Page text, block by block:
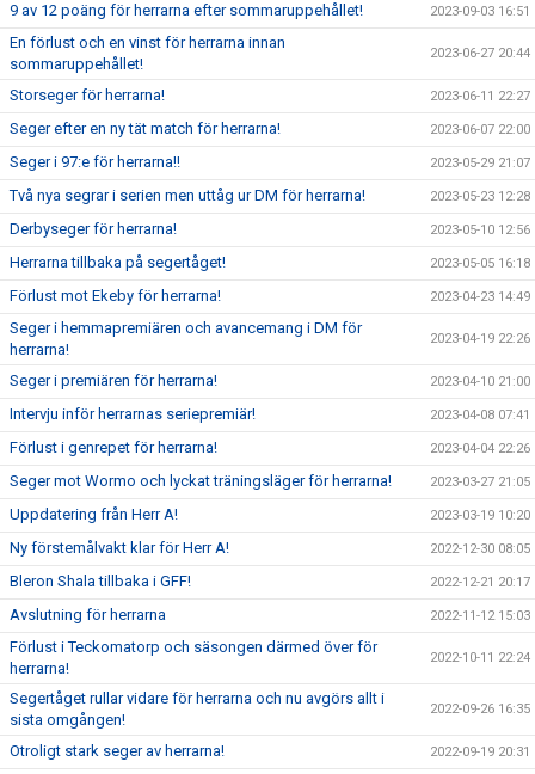
9 av 12 poäng för herrarna efter sommaruppehållet! 2023-09-03 16:51
En förlust och en vinst för herrarna innan
sommaruppehållet!
2023-06-27 20:44
Storseger för herrarna! 2023-06-11 22:27
Seger efter en ny tät match för herrarna! 2023-06-07 22:00
Seger i 97:e för herrarna!! 2023-05-29 21:07
Två nya segrar i serien men uttåg ur DM för herrarna! 2023-05-23 12:28
Derbyseger för herrarna! 2023-05-10 12:56
Herrarna tillbaka på segertåget! 2023-05-05 16:18
Förlust mot Ekeby för herrarna! 2023-04-23 14:49
Seger i hemmapremiären och avancemang i DM för
herrarna!
2023-04-19 22:26
Seger i premiären för herrarna! 2023-04-10 21:00
Intervju inför herrarnas seriepremiär! 2023-04-08 07:41
Förlust i genrepet för herrarna! 2023-04-04 22:26
Seger mot Wormo och lyckat träningsläger för herrarna! 2023-03-27 21:05
Uppdatering från Herr A! 2023-03-19 10:20
Ny förstemålvakt klar för Herr A! 2022-12-30 08:05
Bleron Shala tillbaka i GFF! 2022-12-21 20:17
Avslutning för herrarna 2022-11-12 15:03
Förlust i Teckomatorp och säsongen därmed över för
herrarna!
2022-10-11 22:24
Segertåget rullar vidare för herrarna och nu avgörs allt i
sista omgången!
2022-09-26 16:35
Otroligt stark seger av herrarna! 2022-09-19 20:31